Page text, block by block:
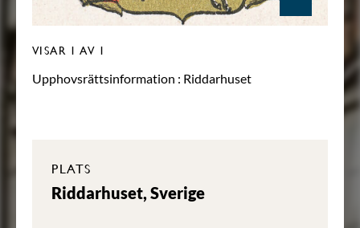
VISAR 1 AV 1
Upphovsrättsinformation : Riddarhuset
PLATS
Riddarhuset, Sverige